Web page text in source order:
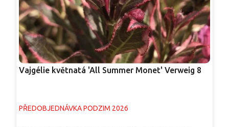
Vajgélie květnatá 'All Summer Monet' Verweig 8
PŘEDOBJEDNÁVKA PODZIM 2026